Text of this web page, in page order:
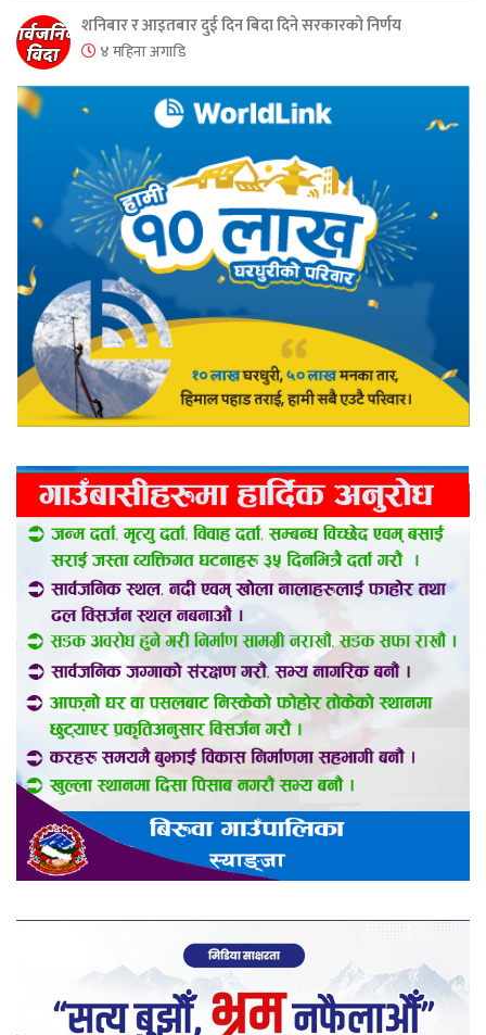
शनिबार र आइतबार दुई दिन बिदा दिने सरकारको निर्णय
४ महिना अगाडि